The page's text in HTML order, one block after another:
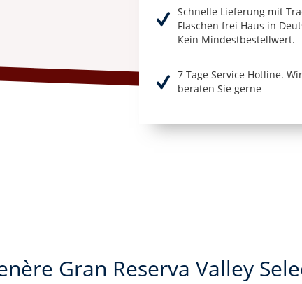
Schnelle Lieferung mit
Flaschen frei Haus in
Kein Mindestbestellwert.
7 Tage Service Hotline.
beraten Sie gerne
Gran Reserva Valley